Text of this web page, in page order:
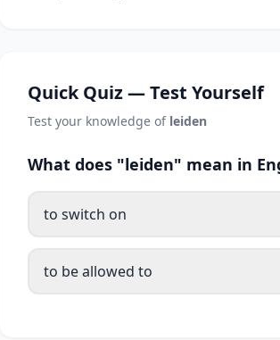
Quick Quiz — Test Yourself
Test your knowledge of leiden
What does "leiden" mean in
to switch on
to be allowed to